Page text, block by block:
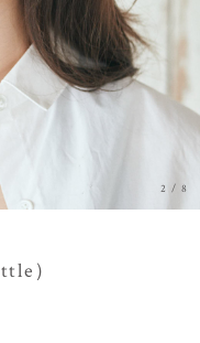
3 /8
）